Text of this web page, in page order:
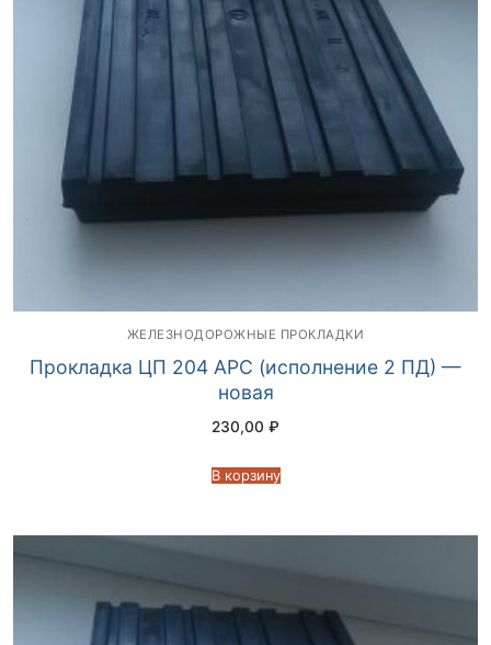
ЖЕЛЕЗНОДОРОЖНЫЕ ПРОКЛАДКИ
Прокладка ЦП 204 АРС (исполнение 2 ПД) —
новая
230,00 ₽
В корзину